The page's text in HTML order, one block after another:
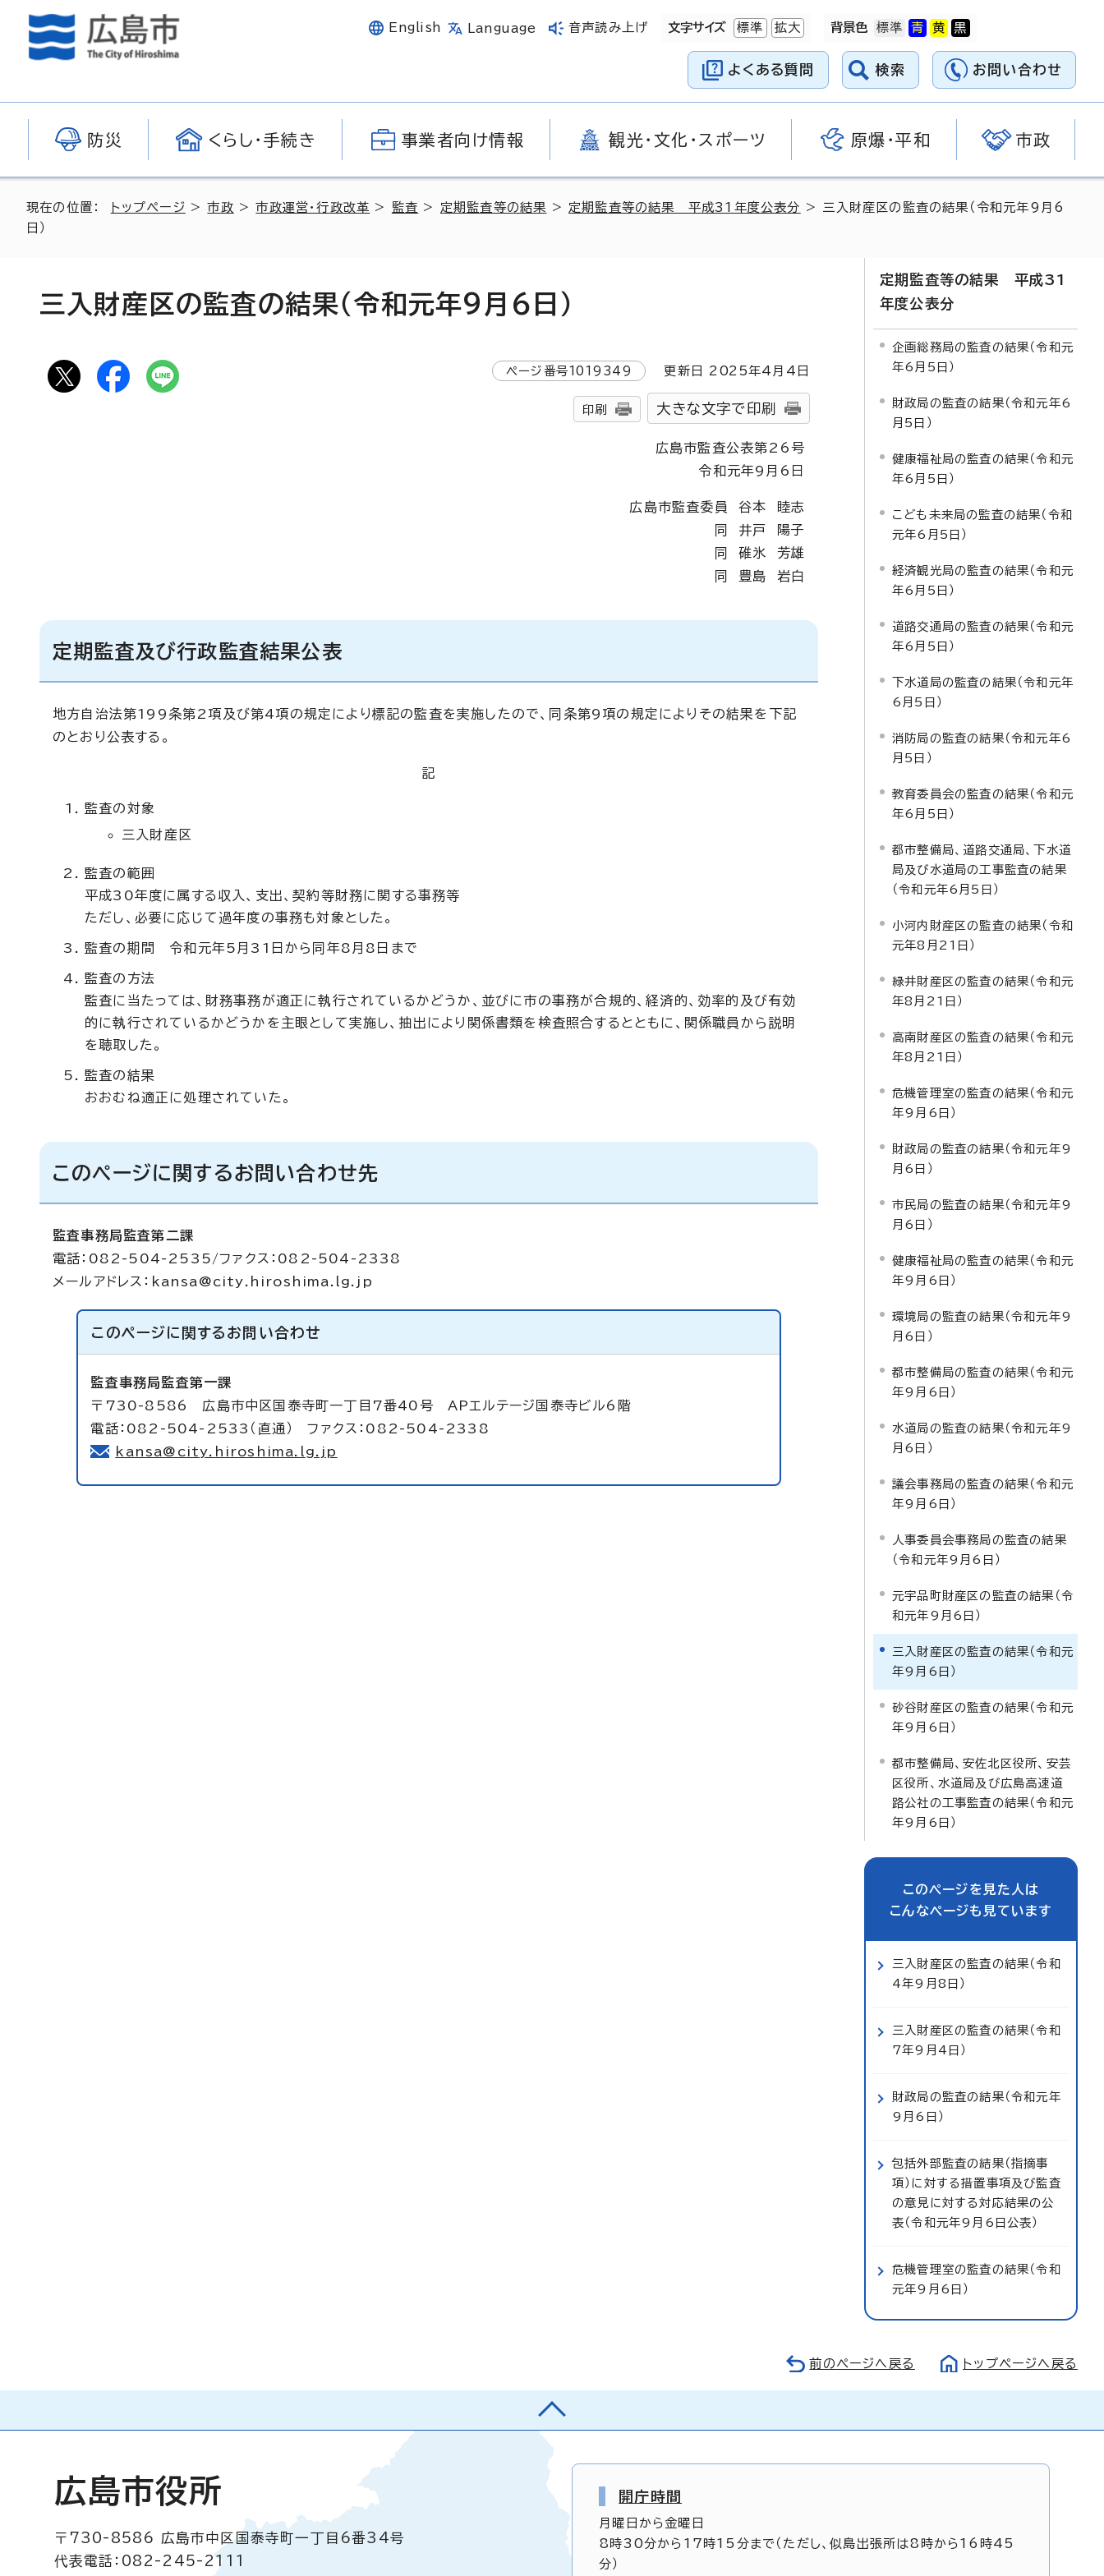
English Language 音声読み上げ 文字サイズ 標準 拡大 背景色
よくある質問 検索 お問い合わせ
防災 くらし・手続き 事業者向け情報 観光・文化・スポーツ 原爆・平和 市政
現在の位置： トップページ >市政 >市政運営・行政改革 > 監査 > 定期監査等の結果 > 定期監査等の結果 平成31年度公表分 > 三入財産区の監査の結果（令和元年9月6
日）
三入財産区の監査の結果（令和元年9月6日）
ページ番号1019349 更新日 2025年4月4日
印刷 大きな文字で印刷
広島市監査公表第26号
令和元年9月6日
広島市監査委員 谷本 睦志
同 井戸 陽子
同 碓氷 芳雄
同 豊島 岩白
定期監査及び行政監査結果公表
地方自治法第199条第2項及び第4項の規定により標記の監査を実施したので、同条第9項の規定によりその結果を下記
のとおり公表する。
記
監査の対象
三入財産区
監査の範囲
平成30年度に属する収入、支出、契約等財務に関する事務等
ただし、必要に応じて過年度の事務も対象とした。
監査の期間 令和元年5月31日から同年8月8日まで
監査の方法
監査に当たっては、財務事務が適正に執行されているかどうか、並びに市の事務が合規的、経済的、効率的及び有効
的に執行されているかどうかを主眼として実施し、抽出により関係書類を検査照合するとともに、関係職員から説明
を聴取した。
監査の結果
おおむね適正に処理されていた。
このページに関するお問い合わせ先
監査事務局監査第二課
電話：082-504-2535/ファクス：082-504-2338
メールアドレス： kansa@city.hiroshima.lg.jp
このページに関する お問い合わせ
監査事務局監査第一課
〒730-8586 広島市中区国泰寺町一丁目7番40号 APエルテージ国泰寺ビル6階
電話：082-504-2533（直通） ファクス：082-504-2338
kansa@city.hiroshima.lg.jp
定期監査等の結果 平成31
年度公表分
企画総務局の監査の結果（令和元
年6月5日）
財政局の監査の結果（令和元年6
月5日）
健康福祉局の監査の結果（令和元
年6月5日）
こども未来局の監査の結果（令和
元年6月5日）
経済観光局の監査の結果（令和元
年6月5日）
道路交通局の監査の結果（令和元
年6月5日）
下水道局の監査の結果（令和元年
6月5日）
消防局の監査の結果（令和元年6
月5日）
教育委員会の監査の結果（令和元
年6月5日）
都市整備局、道路交通局、下水道
局及び水道局の工事監査の結果
（令和元年6月5日）
小河内財産区の監査の結果（令和
元年8月21日）
緑井財産区の監査の結果（令和元
年8月21日）
高南財産区の監査の結果（令和元
年8月21日）
危機管理室の監査の結果（令和元
年9月6日）
財政局の監査の結果（令和元年9
月6日）
市民局の監査の結果（令和元年9
月6日）
健康福祉局の監査の結果（令和元
年9月6日）
環境局の監査の結果（令和元年9
月6日）
都市整備局の監査の結果（令和元
年9月6日）
水道局の監査の結果（令和元年9
月6日）
議会事務局の監査の結果（令和元
年9月6日）
人事委員会事務局の監査の結果
（令和元年9月6日）
元宇品町財産区の監査の結果（令
和元年9月6日）
三入財産区の監査の結果（令和元
年9月6日）
砂谷財産区の監査の結果（令和元
年9月6日）
都市整備局、安佐北区役所、安芸
区役所、水道局及び広島高速道
路公社の工事監査の結果（令和元
年9月6日）
このページを見た人は
こんなページも見ています
三入財産区の監査の結果（令和
4年9月8日）
三入財産区の監査の結果（令和
7年9月4日）
財政局の監査の結果（令和元年
9月6日）
包括外部監査の結果（指摘事
項）に対する措置事項及び監査
の意見に対する対応結果の公
表（令和元年9月6日公表）
危機管理室の監査の結果（令和
元年9月6日）
前のページへ戻る トップページへ戻る
広島市役所
〒730-8586
広島市中区国泰寺町一丁目6番34号
代表電話：082-245-2111
開庁時間
月曜日から金曜日
8時30分から17時15分まで（ただし、似島出張所は8時から16時45
分）